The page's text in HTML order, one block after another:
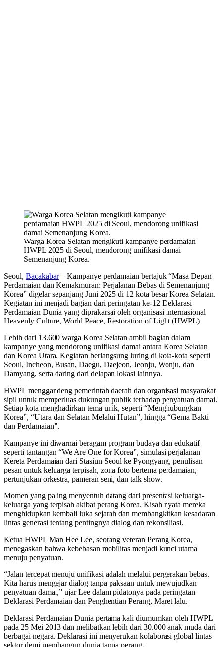
Warga Korea Selatan mengikuti kampanye perdamaian
HWPL 2025 di Seoul, mendorong unifikasi damai
Semenanjung Korea.
Seoul, Bacakabar– Kampanye perdamaian bertajuk “Masa Depan
Perdamaian dan Kemakmuran: Perjalanan Bebas di Semenanjung
Korea” digelar sepanjang Juni 2025 di 12 kota besar Korea Selatan.
Kegiatan ini menjadi bagian dari peringatan ke-12 Deklarasi
Perdamaian Dunia yang diprakarsai oleh organisasi internasional
Heavenly Culture, World Peace, Restoration of Light (HWPL).
Lebih dari 13.600 warga Korea Selatan ambil bagian dalam
kampanye yang mendorong unifikasi damai antara Korea Selatan
dan Korea Utara. Kegiatan berlangsung luring di kota-kota seperti
Seoul, Incheon, Busan, Daegu, Daejeon, Jeonju, Wonju, dan
Damyang, serta daring dari delapan lokasi lainnya.
HWPL menggandeng pemerintah daerah dan organisasi masyarakat
sipil untuk memperluas dukungan publik terhadap penyatuan damai.
Setiap kota menghadirkan tema unik, seperti “Menghubungkan
Korea”, “Utara dan Selatan Melalui Hutan”, hingga “Gema Bakti
dan Perdamaian”.
Kampanye ini diwarnai beragam program budaya dan edukatif
seperti tantangan “We Are One for Korea”, simulasi perjalanan
Kereta Perdamaian dari Stasiun Seoul ke Pyongyang, penulisan
pesan untuk keluarga terpisah, zona foto bertema perdamaian,
pertunjukan orkestra, pameran seni, dan talk show.
Momen yang paling menyentuh datang dari presentasi keluarga-
keluarga yang terpisah akibat perang Korea. Kisah nyata mereka
menghidupkan kembali luka sejarah dan membangkitkan kesadaran
lintas generasi tentang pentingnya dialog dan rekonsiliasi.
Ketua HWPL Man Hee Lee, seorang veteran Perang Korea,
menegaskan bahwa kebebasan mobilitas menjadi kunci utama
menuju penyatuan.
“Jalan tercepat menuju unifikasi adalah melalui pergerakan bebas.
Kita harus mengejar dialog tanpa paksaan untuk mewujudkan
penyatuan damai,” ujar Lee dalam pidatonya pada peringatan
Deklarasi Perdamaian dan Penghentian Perang, Maret lalu.
Deklarasi Perdamaian Dunia pertama kali diumumkan oleh HWPL
pada 25 Mei 2013 dan melibatkan lebih dari 30.000 anak muda dari
berbagai negara. Deklarasi ini menyerukan kolaborasi global lintas
sektor demi membangun dunia tanpa perang.